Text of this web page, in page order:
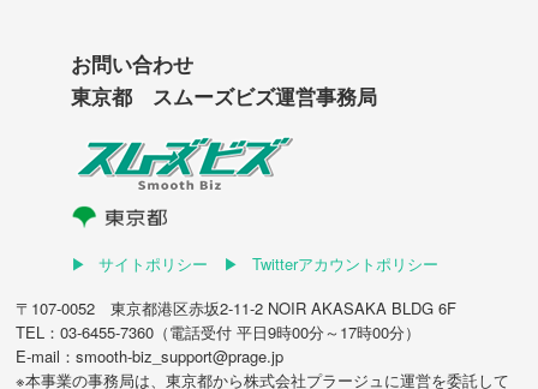
お問い合わせ
東京都 スムーズビズ運営事務局
サイトポリシー
Twitterアカウントポリシー
〒107-0052 東京都港区赤坂2-11-2 NOIR AKASAKA BLDG 6F
TEL：03-6455-7360（電話受付 平日9時00分～17時00分）
E-mail：smooth-biz_support@prage.jp
※本事業の事務局は、東京都から株式会社プラージュ に運営を委託して